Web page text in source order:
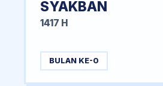
SYAKBAN
1417 H
BULAN KE-0